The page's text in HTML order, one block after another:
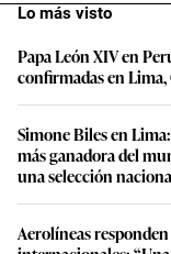
Lo más visto
Papa León XIV en
confirmadas en
Simone Biles en
más ganadora del
una selección
Aerolíneas responden